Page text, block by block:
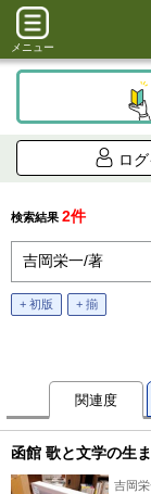
メニュー
ロ
検索結果 2件
+ 初版 + 揃
関連度
函館 歌と文学の生
吉岡